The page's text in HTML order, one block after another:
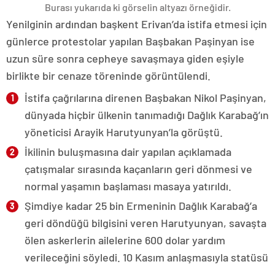
Burası yukarıda ki görselin altyazı örneğidir.
Yenilginin ardından başkent Erivan’da istifa etmesi için
günlerce protestolar yapılan Başbakan Paşinyan ise
uzun süre sonra cepheye savaşmaya giden eşiyle
birlikte bir cenaze töreninde görüntülendi.
İstifa çağrılarına direnen Başbakan Nikol Paşinyan,
dünyada hiçbir ülkenin tanımadığı Dağlık Karabağ’ın
yöneticisi Arayik Harutyunyan’la görüştü.
İkilinin buluşmasına dair yapılan açıklamada
çatışmalar sırasında kaçanların geri dönmesi ve
normal yaşamın başlaması masaya yatırıldı.
Şimdiye kadar 25 bin Ermeninin Dağlık Karabağ’a
geri döndüğü bilgisini veren Harutyunyan, savaşta
ölen askerlerin ailelerine 600 dolar yardım
verileceğini söyledi. 10 Kasım anlaşmasıyla statüsü